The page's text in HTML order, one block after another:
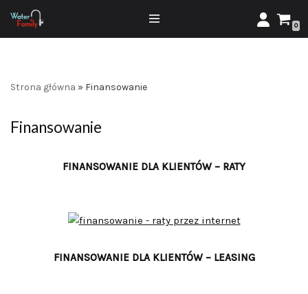
Przejdź
0
Strona główna » Finansowanie
Finansowanie
FINANSOWANIE DLA KLIENTÓW – RATY
FINANSOWANIE DLA KLIENTÓW – LEASING